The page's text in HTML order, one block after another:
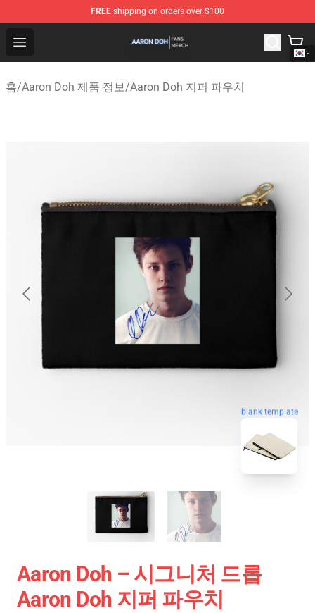
FREE shipping on orders over $100
Open menu
Aaron Doh Shop - Official Aaron Doh Merchandise Store
홈/Aaron Doh 제품 정보/Aaron Doh 지퍼 파우치
blank template
Aaron Doh – 시그니처 드롭
Aaron Doh 지퍼 파우치